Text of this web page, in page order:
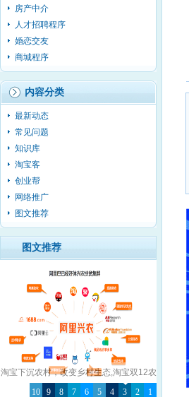
房产中介
人才招聘程序
婚恋交友
商城程序
内容分类
最新动态
常见问题
知识库
淘宝客
创业帮
网络推广
图文推荐
图文推荐
1
2
3
4
5
6
7
8
9
10
无人出租车这场仗，Uber怕是要被
Google彻底击败了